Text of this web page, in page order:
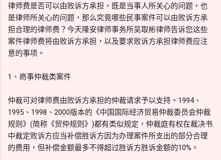
律师费是否可以由败诉方承担，既是当事人所关心的问题，也
是律师所关心的问题，那么究竟哪些民事案件可以由败诉方承
担合理的律师费？今天隆安律师事务所吴取彬律师告诉您这些
案件律师费将由败诉方承担，以及要求败诉方承担律师费应注
意的事项。
1、商事仲裁类案件
仲裁可对律师费由败诉方承担的仲裁请求予以支持。1994、
1995、1998、2000版本的《中国国际经济贸易仲裁委员会仲裁
规则》(简称《贸仲规则》)都有类似规定，仲裁庭有权在裁决书
中裁定败诉方应当补偿胜诉方因为办理案件所支出的部分合理
的费用，但补偿金额最多不得超过胜诉方胜诉金额的10%。